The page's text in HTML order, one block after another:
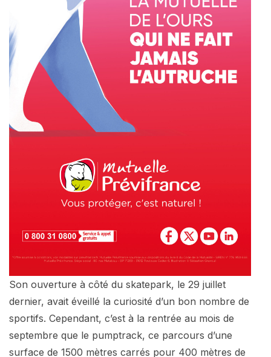
Son ouverture à côté du skatepark, le 29 juillet
dernier, avait éveillé la curiosité d’un bon nombre de
sportifs. Cependant, c’est à la rentrée au mois de
septembre que le pumptrack, ce parcours d’une
surface de 1500 mètres carrés pour 400 mètres de